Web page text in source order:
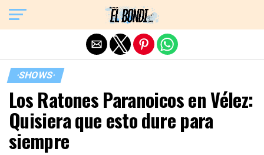
·SHOWS·
Los Ratones Paranoicos en Vélez:
Quisiera que esto dure para
siempre
Exit mobile version